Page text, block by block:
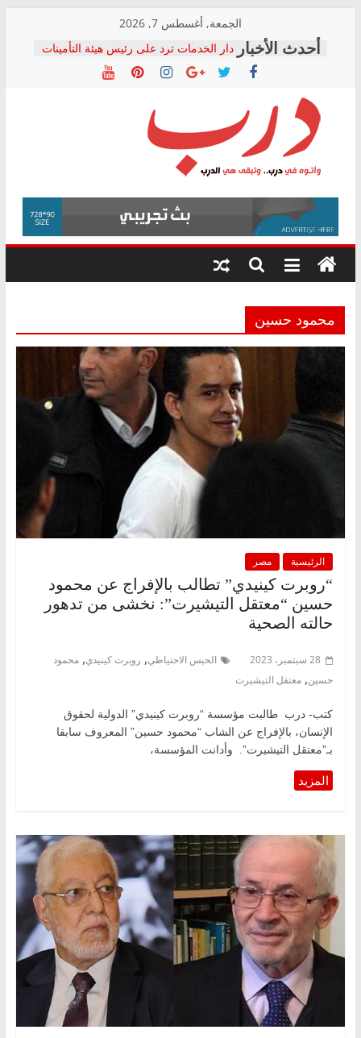
content
الجمعة, أغسطس 7, 2026
دار الخدمات ترد على رئيس هيئة التأمينات
بعد مؤتمره الصحفي: إنكار الأزمة لا ينهي
معاناة أصحاب المعاشات.. ونطالب بكشف
فرحات سليمان يكتب: القطاع الصحي إلى
أين؟
حزب التحالف الشعبي يطلق لجنة “الحق
في الصحة” بالإسكندرية لرصد الانتهاكات
ودعم المرضى
الوزاري لمدينة الصحفيين.. وانتهاء أعمال
إنشاء المبنى الإداري
المجلس القومي لحقوق الإنسان يعلن
متابعة قضية الدكتور محمد زهران.. ويؤكد:
قرينة البراءة وضمانات المحاكمة العادلة
درب
وأتوه
درب..
وتبقى
هي
محمود حسين
الرئيسية مصر
“روبرت كينيدي” تطالب بالإفراج عن محمود
حسين “معتقل التيشيرت”: نخشى من تدهور
حالته الصحية
28 سبتمبر، 2023 الحبس الاحتياطي, روبرت كينيدي, محمود
حسين, معتقل التيشيرت
كتب- درب طالبت مؤسسة “روبرت كينيدي” الدولية لحقوق
الإنسان، بالإفراج عن الشاب “محمود حسين” المعروف سابقا
بـ”معتقل التيشيرت”. وأدانت المؤسسة،